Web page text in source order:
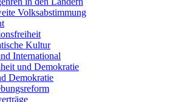
Volksabstimmung
Kultur
International
und Demokratie
Demokratie